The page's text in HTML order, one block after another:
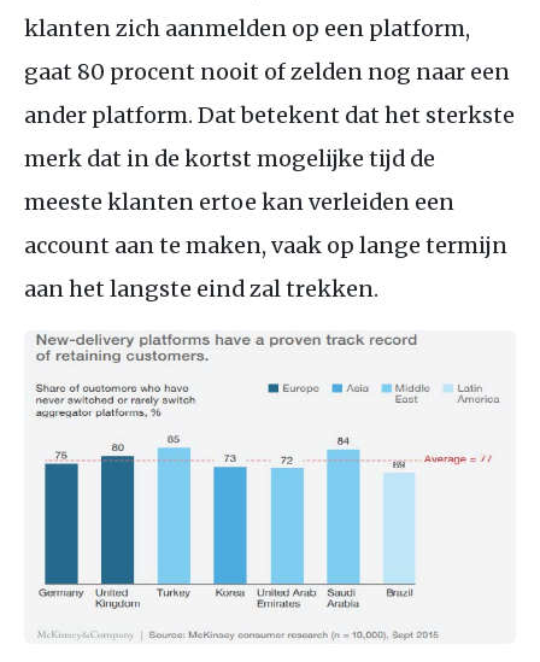
klanten zich aanmelden op een platform,
gaat 80 procent nooit of zelden nog naar een
ander platform. Dat betekent dat het sterkste
merk dat in de kortst mogelijke tijd de
meeste klanten ertoe kan verleiden een
account aan te maken, vaak op lange termijn
aan het langste eind zal trekken.